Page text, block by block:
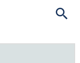
Open
website. Default